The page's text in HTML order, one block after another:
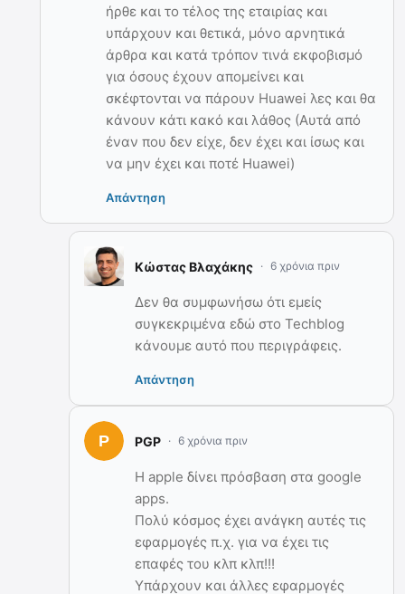
ήρθε και το τέλος της εταιρίας και
υπάρχουν και θετικά, μόνο αρνητικά
άρθρα και κατά τρόπον τινά εκφοβισμό
για όσους έχουν απομείνει και
σκέφτονται να πάρουν Huawei λες και θα
κάνουν κάτι κακό και λάθος (Αυτά από
έναν που δεν είχε, δεν έχει και ίσως και
να μην έχει και ποτέ Huawei)
Απάντηση
Κώστας Βλαχάκης 6 χρόνια πριν
Δεν θα συμφωνήσω ότι εμείς
συγκεκριμένα εδώ στο Techblog
κάνουμε αυτό που περιγράφεις.
Απάντηση
PGP 6 χρόνια πριν
Η apple δίνει πρόσβαση στα google
apps.
Πολύ κόσμος έχει ανάγκη αυτές τις
εφαρμογές π.χ. για να έχει τις
επαφές του κλπ κλπ!!!
Υπάρχουν και άλλες εφαρμογές